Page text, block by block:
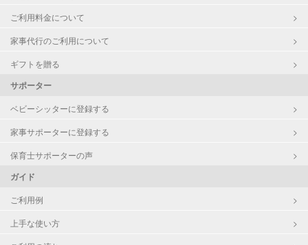
ご利用料金について
家事代行のご利用について
ギフトを贈る
サポーター
ベビーシッターに登録する
家事サポーターに登録する
保育士サポーターの声
ガイド
ご利用例
上手な使い方